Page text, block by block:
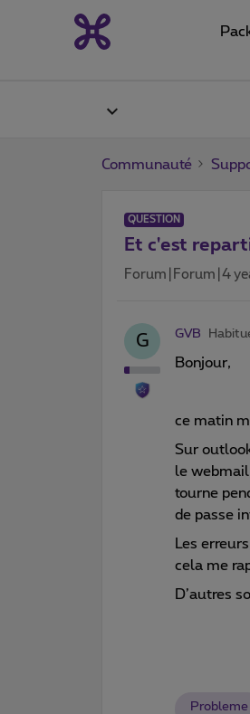
Communauté
QUESTION
Et c'est
Forum|Forum|4
G GVB
Bonjour,
ce matin
Sur
le
tourne
de passe
Les
cela me
D’autres
Probleme